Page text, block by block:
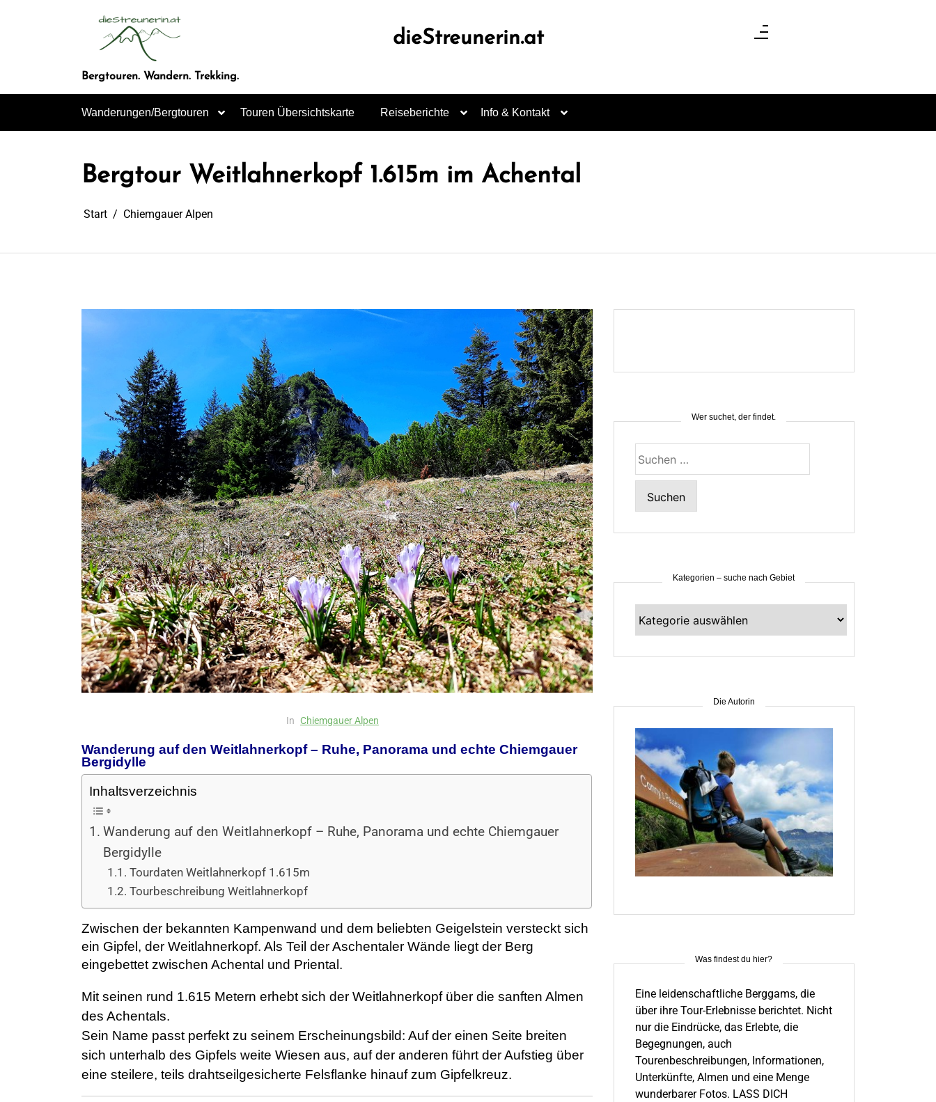
dieStreunerin.at
Bergtouren. Wandern. Trekking.
Wanderungen/Bergtouren Touren Übersichtskarte Reiseberichte Info & Kontakt
Bergtour Weitlahnerkopf 1.615m im Achental
Start Chiemgauer Alpen
In Chiemgauer Alpen
Wanderung auf den Weitlahnerkopf – Ruhe, Panorama und echte Chiemgauer
Bergidylle
Inhaltsverzeichnis
Wanderung auf den Weitlahnerkopf – Ruhe, Panorama und echte Chiemgauer
Bergidylle
Tourdaten Weitlahnerkopf 1.615m
Tourbeschreibung Weitlahnerkopf
Zwischen der bekannten Kampenwand und dem beliebten Geigelstein versteckt sich
ein Gipfel, der Weitlahnerkopf. Als Teil der Aschentaler Wände liegt der Berg
eingebettet zwischen Achental und Priental.
Mit seinen rund 1.615 Metern erhebt sich der Weitlahnerkopf über die sanften Almen
des Achentals.
Sein Name passt perfekt zu seinem Erscheinungsbild: Auf der einen Seite breiten
sich unterhalb des Gipfels weite Wiesen aus, auf der anderen führt der Aufstieg über
eine steilere, teils drahtseilgesicherte Felsflanke hinauf zum Gipfelkreuz.
Wer suchet, der findet.
nach:
Kategorien – suche nach Gebiet
–
Die Autorin
Was findest du hier?
Eine leidenschaftliche Berggams, die
über ihre Tour-Erlebnisse berichtet. Nicht
nur die Eindrücke, das Erlebte, die
Begegnungen, auch
Tourenbeschreibungen, Informationen,
Unterkünfte, Almen und eine Menge
wunderbarer Fotos. LASS DICH